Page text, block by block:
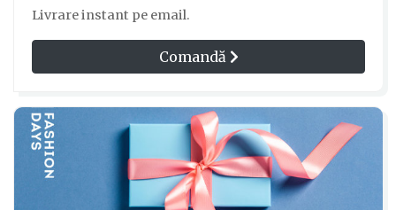
Livrare instant pe email.
Comandă